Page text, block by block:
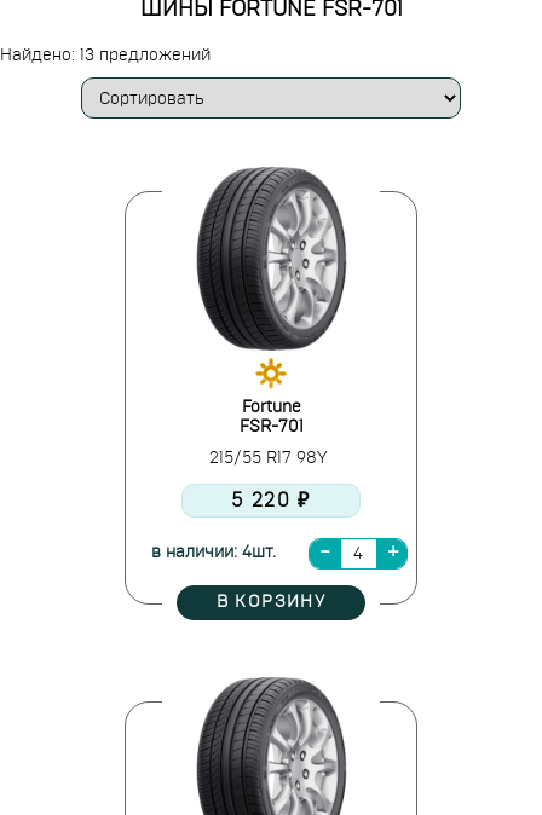
ШИНЫ FORTUNE FSR-701
Найдено: 13 предложений
Fortune
FSR-701
215/55 R17 98Y
5 220 ₽
в наличии: 4шт.
В КОРЗИНУ